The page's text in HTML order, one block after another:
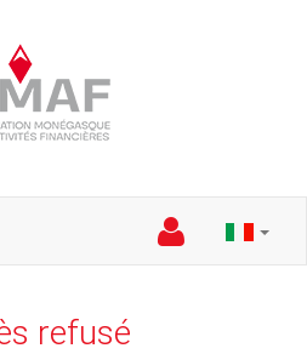
refusé